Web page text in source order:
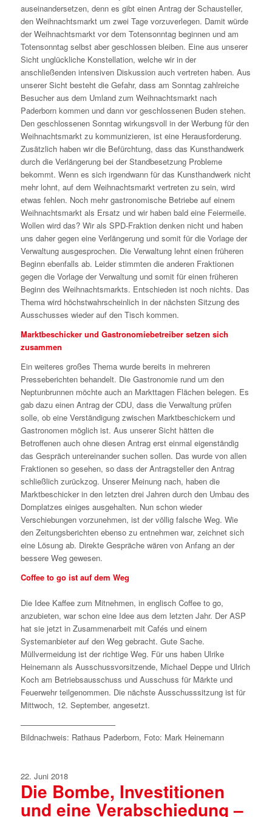
auseinandersetzen, denn es gibt einen Antrag der Schausteller,
den Weihnachtsmarkt um zwei Tage vorzuverlegen. Damit würde
der Weihnachtsmarkt vor dem Totensonntag beginnen und am
Totensonntag selbst aber geschlossen bleiben. Eine aus unserer
Sicht unglückliche Konstellation, welche wir in der
anschließenden intensiven Diskussion auch vertreten haben. Aus
unserer Sicht besteht die Gefahr, dass am Sonntag zahlreiche
Besucher aus dem Umland zum Weihnachtsmarkt nach
Paderborn kommen und dann vor geschlossenen Buden stehen.
Den geschlossenen Sonntag wirkungsvoll in der Werbung für den
Weihnachtsmarkt zu kommunizieren, ist eine Herausforderung.
Zusätzlich haben wir die Befürchtung, dass das Kunsthandwerk
durch die Verlängerung bei der Standbesetzung Probleme
bekommt. Wenn es sich irgendwann für das Kunsthandwerk nicht
mehr lohnt, auf dem Weihnachtsmarkt vertreten zu sein, wird
etwas fehlen. Noch mehr gastronomische Betriebe auf einem
Weihnachtsmarkt als Ersatz und wir haben bald eine Feiermeile.
Wollen wird das? Wir als SPD-Fraktion denken nicht und haben
uns daher gegen eine Verlängerung und somit für die Vorlage der
Verwaltung ausgesprochen. Die Verwaltung lehnt einen früheren
Beginn ebenfalls ab. Leider stimmten die anderen Fraktionen
gegen die Vorlage der Verwaltung und somit für einen früheren
Beginn des Weihnachtsmarkts. Entschieden ist noch nichts. Das
Thema wird höchstwahrscheinlich in der nächsten Sitzung des
Ausschusses wieder auf den Tisch kommen.
Marktbeschicker und Gastronomiebetreiber setzen sich
zusammen
Ein weiteres großes Thema wurde bereits in mehreren
Presseberichten behandelt. Die Gastronomie rund um den
Neptunbrunnen möchte auch an Markttagen Flächen belegen. Es
gab dazu einen Antrag der CDU, dass die Verwaltung prüfen
solle, ob eine Verständigung zwischen Marktbeschickern und
Gastronomen möglich ist. Aus unserer Sicht hätten die
Betroffenen auch ohne diesen Antrag erst einmal eigenständig
das Gespräch untereinander suchen sollen. Das wurde von allen
Fraktionen so gesehen, so dass der Antragsteller den Antrag
schließlich zurückzog. Unserer Meinung nach, haben die
Marktbeschicker in den letzten drei Jahren durch den Umbau des
Domplatzes einiges ausgehalten. Nun schon wieder
Verschiebungen vorzunehmen, ist der völlig falsche Weg. Wie
den Zeitungsberichten ebenso zu entnehmen war, zeichnet sich
eine Lösung ab. Direkte Gespräche wären von Anfang an der
bessere Weg gewesen.
Coffee to go ist auf dem Weg
Die Idee Kaffee zum Mitnehmen, in englisch Coffee to go,
anzubieten, war schon eine Idee aus dem letzten Jahr. Der ASP
hat sie jetzt in Zusammenarbeit mit Cafés und einem
Systemanbieter auf den Weg gebracht. Gute Sache.
Müllvermeidung ist der richtige Weg. Für uns haben Ulrike
Heinemann als Ausschussvorsitzende, Michael Deppe und Ulrich
Koch am Betriebsausschuss und Ausschuss für Märkte und
Feuerwehr teilgenommen. Die nächste Ausschusssitzung ist für
Mittwoch, 12. September, angesetzt.
————————————
Bildnachweis: Rathaus Paderborn, Foto: Mark Heinemann
22. Juni 2018
Die Bombe, Investitionen
und eine Verabschiedung –